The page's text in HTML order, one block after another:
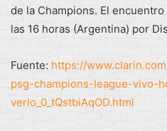
de la Champions. El
las 16 horas (Argentina) por
Fuente: https://
psg-champions-league-vivo-
verlo_0_tQstbiAqOD.html